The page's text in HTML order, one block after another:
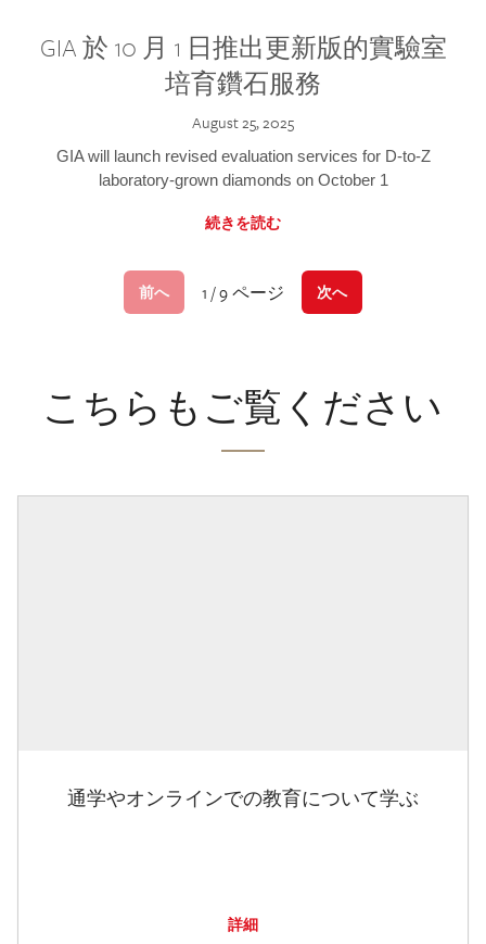
GIA 於 10 月 1 日推出更新版的實驗室
培育鑽石服務
August 25, 2025
GIA will launch revised evaluation services for D-to-Z
laboratory-grown diamonds on October 1
続きを読む
前へ 1 / 9 ページ 次へ
こちらもご覧ください
通学やオンラインでの教育について学ぶ
詳細